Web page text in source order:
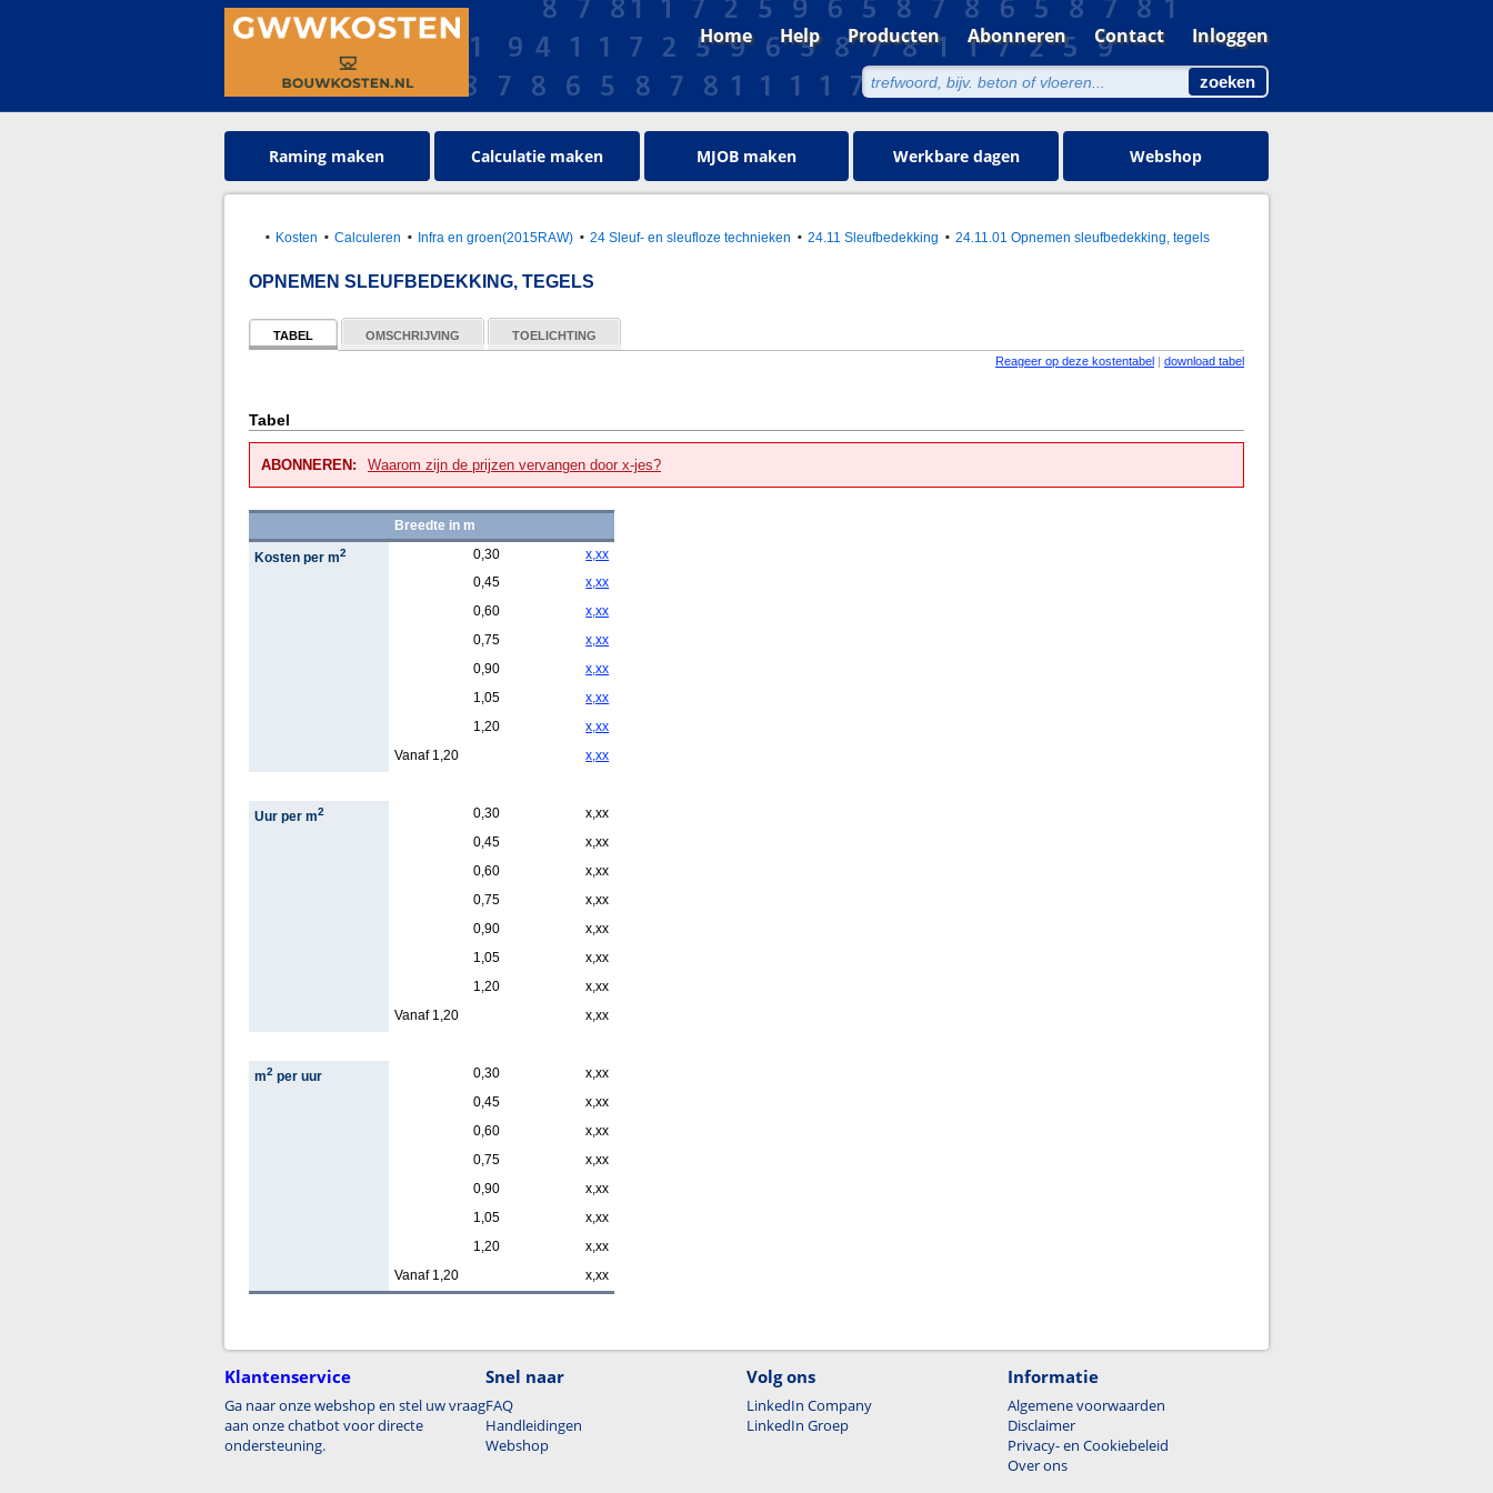
Home Help Producten Abonneren Contact Inloggen
Raming maken Calculatie maken MJOB maken Werkbare dagen Webshop
Kosten Calculeren Infra en groen(2015RAW) 24 Sleuf- en sleufloze technieken 24.11 Sleufbedekking 24.11.01 Opnemen sleufbedekking, tegels
OPNEMEN SLEUFBEDEKKING, TEGELS
TABEL OMSCHRIJVING
TOELICHTING
Reageer op deze kostentabel | download tabel
Tabel
ABONNEREN: Waarom zijn de prijzen vervangen door x-jes?
Breedte in m
Kosten per m2 0,30
x,xx
0,45
x,xx
0,60
x,xx
0,75
x,xx
0,90
x,xx
1,05
x,xx
1,20
x,xx
Vanaf 1,20
x,xx
Uur per m2 0,30
x,xx
0,45
x,xx
0,60
x,xx
0,75
x,xx
0,90
x,xx
1,05
x,xx
1,20
x,xx
Vanaf 1,20
x,xx
m2per uur 0,30
x,xx
0,45
x,xx
0,60
x,xx
0,75
x,xx
0,90
x,xx
1,05
x,xx
1,20
x,xx
Vanaf 1,20
x,xx
Klantenservice
Ga naar onze webshop en stel uw vraag
aan onze chatbot voor directe
ondersteuning.
Snel naar
FAQ
Handleidingen
Webshop
Volg ons
LinkedIn Company
LinkedIn Groep
Informatie
Algemene voorwaarden
Disclaimer
Privacy- en Cookiebeleid
Over ons